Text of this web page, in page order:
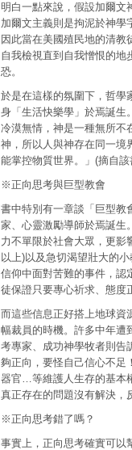
明白一點來說，假設加爾文
加爾文主義則是拘泥於神學
因此當在美國殖民地的清
自我檢視直到自我憎恨的地
恐。
於是在這樣的氛圍下，哲學
身「生活快樂學」於焉誕生
冷漠無情，神是一種無所不
神，所以人與神存在同一境
能掌控物質世界。」(摘自
※正向思考與巨型教會
書中特別有一章談「巨型教
家、心靈激勵導師於焉誕生
力不單限於社會大眾，更影
以上)以及急切渴望壯大的
信仰中面對苦難的事件，認
徒保證只要專心祈求、態度
而這些信息正好搭上地球資
幅裁員的時機。許多中年遭
考專家、成功神學牧者則告
夠正向，要怪自己信心不足
器官…等維護人生存的基本
真正存在的問題沒有解決，
※正向思考錯了嗎？
事實上，正向思考確實可以